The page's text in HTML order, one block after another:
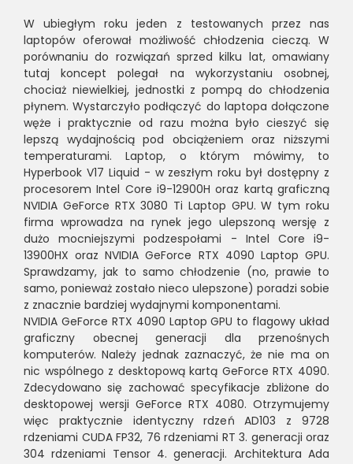
W ubiegłym roku jeden z testowanych przez nas
laptopów oferował możliwość chłodzenia cieczą. W
porównaniu do rozwiązań sprzed kilku lat, omawiany
tutaj koncept polegał na wykorzystaniu osobnej,
chociaż niewielkiej, jednostki z pompą do chłodzenia
płynem. Wystarczyło podłączyć do laptopa dołączone
węże i praktycznie od razu można było cieszyć się
lepszą wydajnością pod obciążeniem oraz niższymi
temperaturami. Laptop, o którym mówimy, to
Hyperbook V17 Liquid - w zeszłym roku był dostępny z
procesorem Intel Core i9-12900H oraz kartą graficzną
NVIDIA GeForce RTX 3080 Ti Laptop GPU. W tym roku
firma wprowadza na rynek jego ulepszoną wersję z
dużo mocniejszymi podzespołami - Intel Core i9-
13900HX oraz NVIDIA GeForce RTX 4090 Laptop GPU.
Sprawdzamy, jak to samo chłodzenie (no, prawie to
samo, ponieważ zostało nieco ulepszone) poradzi sobie
z znacznie bardziej wydajnymi komponentami.
NVIDIA GeForce RTX 4090 Laptop GPU to flagowy układ
graficzny obecnej generacji dla przenośnych
komputerów. Należy jednak zaznaczyć, że nie ma on
nic wspólnego z desktopową kartą GeForce RTX 4090.
Zdecydowano się zachować specyfikacje zbliżone do
desktopowej wersji GeForce RTX 4080. Otrzymujemy
więc praktycznie identyczny rdzeń AD103 z 9728
rdzeniami CUDA FP32, 76 rdzeniami RT 3. generacji oraz
304 rdzeniami Tensor 4. generacji. Architektura Ada